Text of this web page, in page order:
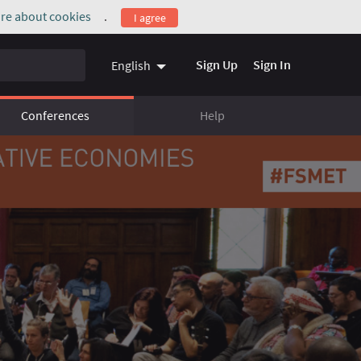
about cookies
(External link)
. I agree
English Sign Up Sign In
Conferences Help